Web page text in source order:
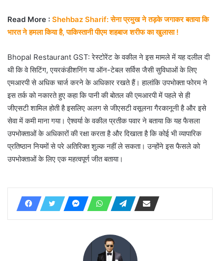
Read More : Shehbaz Sharif: सेना प्रमुख ने तड़के जगाकर बताया कि
भारत ने हमला किया है, पाकिस्तानी पीएम शहबाज शरीफ का खुलासा !
Bhopal Restaurant GST: रेस्टोरेंट के वकील ने इस मामले में यह दलील दी
थी कि वे सिटिंग, एयरकंडीशनिंग या ऑन-टेबल सर्विस जैसी सुविधाओं के लिए
एमआरपी से अधिक चार्ज करने के अधिकार रखते हैं। हालांकि उपभोक्ता फोरम ने
इस तर्क को नकारते हुए कहा कि पानी की बोतल की एमआरपी में पहले से ही
जीएसटी शामिल होती है इसलिए अलग से जीएसटी वसूलना गैरकानूनी है और इसे
सेवा में कमी माना गया। ऐश्वर्या के वकील प्रतीक पवार ने बताया कि यह फैसला
उपभोक्ताओं के अधिकारों की रक्षा करता है और दिखाता है कि कोई भी व्यापारिक
प्रतिष्ठान नियमों से परे अतिरिक्त शुल्क नहीं ले सकता। उन्होंने इस फैसले को
उपभोक्ताओं के लिए एक महत्वपूर्ण जीत बताया।